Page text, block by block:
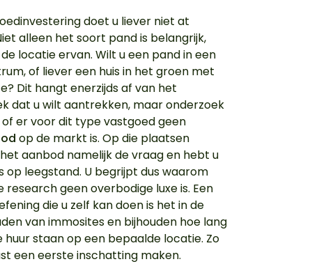
doet u liever niet at
alleen het soort pand is belangrijk,
locatie ervan. Wilt u een pand in een
of liever een huis in het groen met
Dit hangt enerzijds af van het
dat u wilt aantrekken, maar onderzoek
er voor dit type vastgoed geen
op de markt is. Op die plaatsen
aanbod namelijk de vraag en hebt u
op leegstand. U begrijpt dus waarom
research geen overbodige luxe is. Een
die u zelf kan doen is het in de
van immosites en bijhouden hoe lang
huur staan op een bepaalde locatie. Zo
een eerste inschatting maken.